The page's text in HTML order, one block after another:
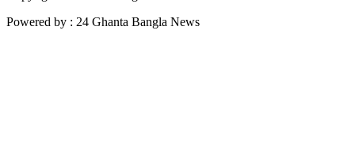
Powered by : 24 Ghanta Bangla News